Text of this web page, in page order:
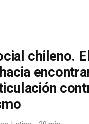
chileno.